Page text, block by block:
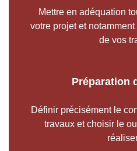
Mettre en adéquation
votre projet et
de vos
Préparation
Définir précisément le
travaux et choisir le